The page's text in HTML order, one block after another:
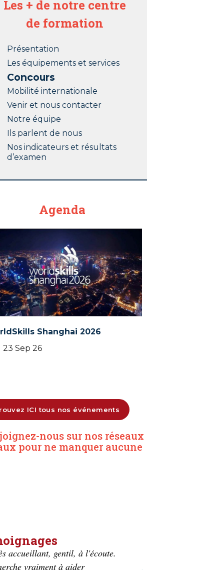
Les + de notre centre
de formation
Présentation
Les équipements et services
Concours
Mobilité internationale
Venir et nous contacter
Notre équipe
Ils parlent de nous
Nos indicateurs et résultats
d’examen
Agenda
Shanghai 2026
23 Sep 26
ICI tous nos événements
nous sur nos réseaux
pour ne manquer aucune
gentil, à l'écoute.
à aider